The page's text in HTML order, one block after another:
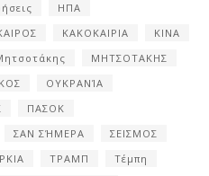
ΗΠΑ
ΚΑΚΟΚΑΙΡΙΑ
ΚΙΝΑ
ΜΗΤΣΟΤΑΚΗΣ
ΟΥΚΡΑΝΊΑ
ΠΑΣΟΚ
ΣΑΝ ΣΉΜΕΡΑ
ΣΕΙΣΜΟΣ
ΤΡΑΜΠ
Τέμπη